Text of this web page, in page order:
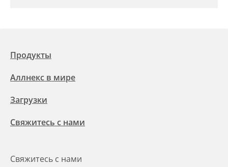
Продукты
Аллнекс в мире
Загрузки
Свяжитесь с нами
Свяжитесь с нами